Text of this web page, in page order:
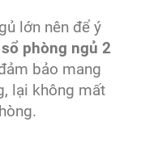
lớn nên để ý
phòng ngủ 2
bảo mang
lại không mất